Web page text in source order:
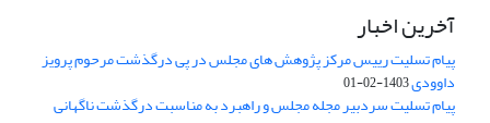
آخرین اخبار
پیام تسلیت رییس مرکز پژوهش های مجلس در پی درگذشت مرحوم پرویز
داوودی1403-02-01
پیام تسلیت سردبیر مجله مجلس و راهبرد به مناسبت درگذشت ناگهانی